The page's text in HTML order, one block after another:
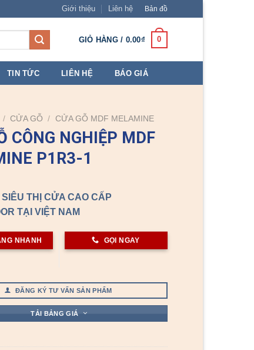
Giới thiệu Liên hệ Bản đồ
GIỎ HÀNG / 0.00₫ 0
TIN TỨC LIÊN HỆ BÁO GIÁ
/ CỬA GỖ / CỬA GỖ MDF MELAMINE
CÔNG NGHIỆP MDF
P1R3-1
SIÊU THỊ CỬA CAO CẤP
TẠI VIỆT NAM
NHANH GỌI NGAY
ĐĂNG KÝ TƯ VẤN SẢN PHẨM
TẢI BẢNG GIÁ